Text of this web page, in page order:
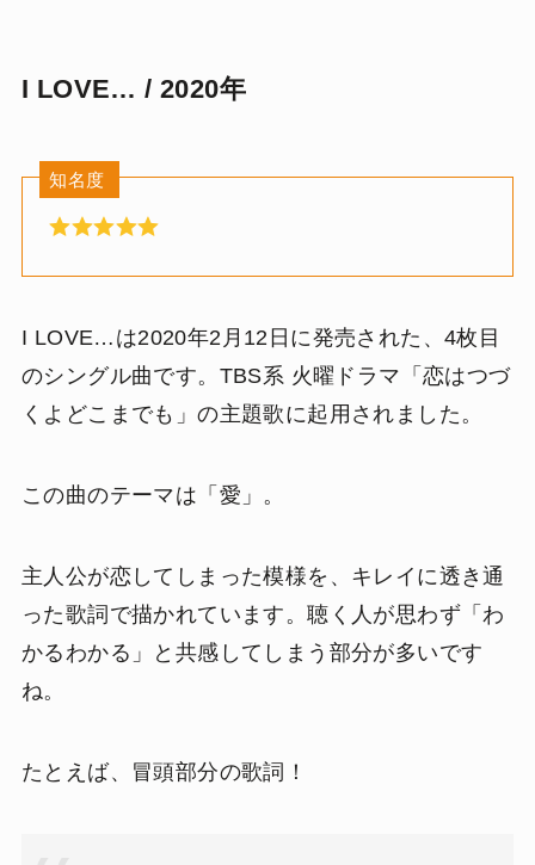
I LOVE… / 2020年
知名度
I LOVE…は2020年2月12日に発売された、4枚目
のシングル曲です。TBS系 火曜ドラマ「恋はつづ
くよどこまでも」の主題歌に起用されました。
この曲のテーマは「愛」。
主人公が恋してしまった模様を、キレイに透き通
った歌詞で描かれています。聴く人が思わず「わ
かるわかる」と共感してしまう部分が多いです
ね。
たとえば、冒頭部分の歌詞！